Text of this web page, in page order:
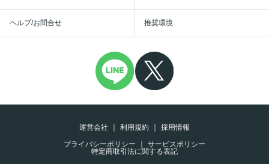
ヘルプ/お問合せ 推奨環境
運営会社 利用規約
採用情報
プライバシーポリシー
サービスポリシー
特定商取引法に関する表記